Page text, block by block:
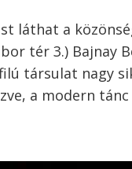
láthat a
tér 3.) Bajnay
társulat nagy
, a modern tánc